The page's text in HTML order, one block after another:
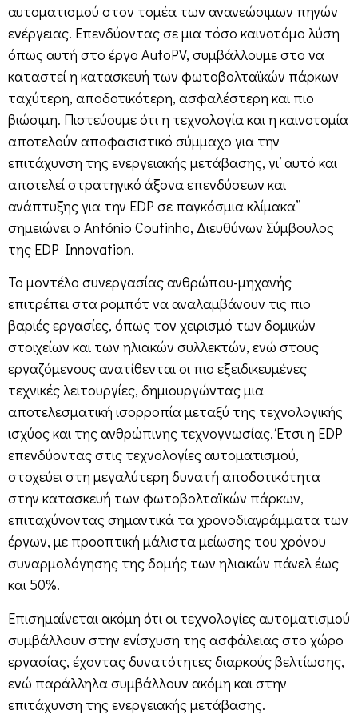
αυτοματισμού στον τομέα των ανανεώσιμων πηγών
ενέργειας. Επενδύοντας σε μια τόσο καινοτόμο λύση
όπως αυτή στο έργο AutoPV, συμβάλλουμε στο να
καταστεί η κατασκευή των φωτοβολταϊκών πάρκων
ταχύτερη, αποδοτικότερη, ασφαλέστερη και πιο
βιώσιμη. Πιστεύουμε ότι η τεχνολογία και η καινοτομία
αποτελούν αποφασιστικό σύμμαχο για την
επιτάχυνση της ενεργειακής μετάβασης, γι’ αυτό και
αποτελεί στρατηγικό άξονα επενδύσεων και
ανάπτυξης για την EDP σε παγκόσμια κλίμακα”
σημειώνει ο António Coutinho, Διευθύνων Σύμβουλος
της EDP Innovation.
Το μοντέλο συνεργασίας ανθρώπου-μηχανής
επιτρέπει στα ρομπότ να αναλαμβάνουν τις πιο
βαριές εργασίες, όπως τον χειρισμό των δομικών
στοιχείων και των ηλιακών συλλεκτών, ενώ στους
εργαζόμενους ανατίθενται οι πιο εξειδικευμένες
τεχνικές λειτουργίες, δημιουργώντας μια
αποτελεσματική ισορροπία μεταξύ της τεχνολογικής
ισχύος και της ανθρώπινης τεχνογνωσίας. Έτσι η EDP
επενδύοντας στις τεχνολογίες αυτοματισμού,
στοχεύει στη μεγαλύτερη δυνατή αποδοτικότητα
στην κατασκευή των φωτοβολταϊκών πάρκων,
επιταχύνοντας σημαντικά τα χρονοδιαγράμματα των
έργων, με προοπτική μάλιστα μείωσης του χρόνου
συναρμολόγησης της δομής των ηλιακών πάνελ έως
και 50%.
Επισημαίνεται ακόμη ότι οι τεχνολογίες αυτοματισμού
συμβάλλουν στην ενίσχυση της ασφάλειας στο χώρο
εργασίας, έχοντας δυνατότητες διαρκούς βελτίωσης,
ενώ παράλληλα συμβάλλουν ακόμη και στην
επιτάχυνση της ενεργειακής μετάβασης.